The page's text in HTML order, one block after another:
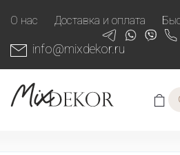
О нас Доставка и оплата
info@mixdekor.ru